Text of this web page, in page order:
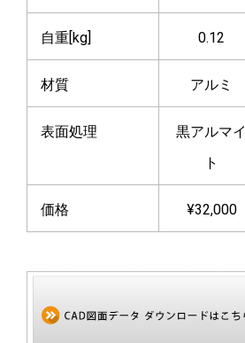
自重[kg] 0.12
材質 アルミ
表面処理
黒アルマイ
ト
価格 ¥32,000